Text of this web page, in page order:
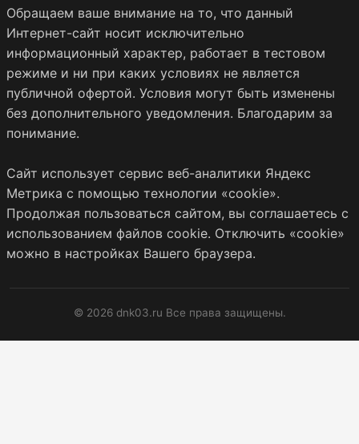
Обращаем ваше внимание на то, что данный
Интернет-сайт носит исключительно
информационный характер, работает в тестовом
режиме и ни при каких условиях не является
публичной офертой. Условия могут быть изменены
без дополнительного уведомления. Благодарим за
понимание.
Сайт использует сервис веб-аналитики Яндекс
Метрика с помощью технологии «cookie».
Продолжая пользоваться сайтом, вы соглашаетесь с
использованием файлов cookie. Отключить «cookie»
можно в настройках Вашего браузера.
© 2026 dnk03.ru Все права защищены.